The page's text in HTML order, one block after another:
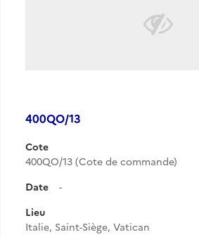
400QO/13
Cote
400QO/13 (Cote de commande)
Date
-
Lieu
Italie, Saint-Siège, Vatican